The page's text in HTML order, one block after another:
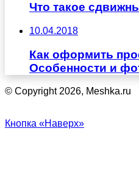
Что такое
10.04.2018
Как оформить
Особенности и
© Copyright 2026, Meshka.ru
Кнопка «Наверх»